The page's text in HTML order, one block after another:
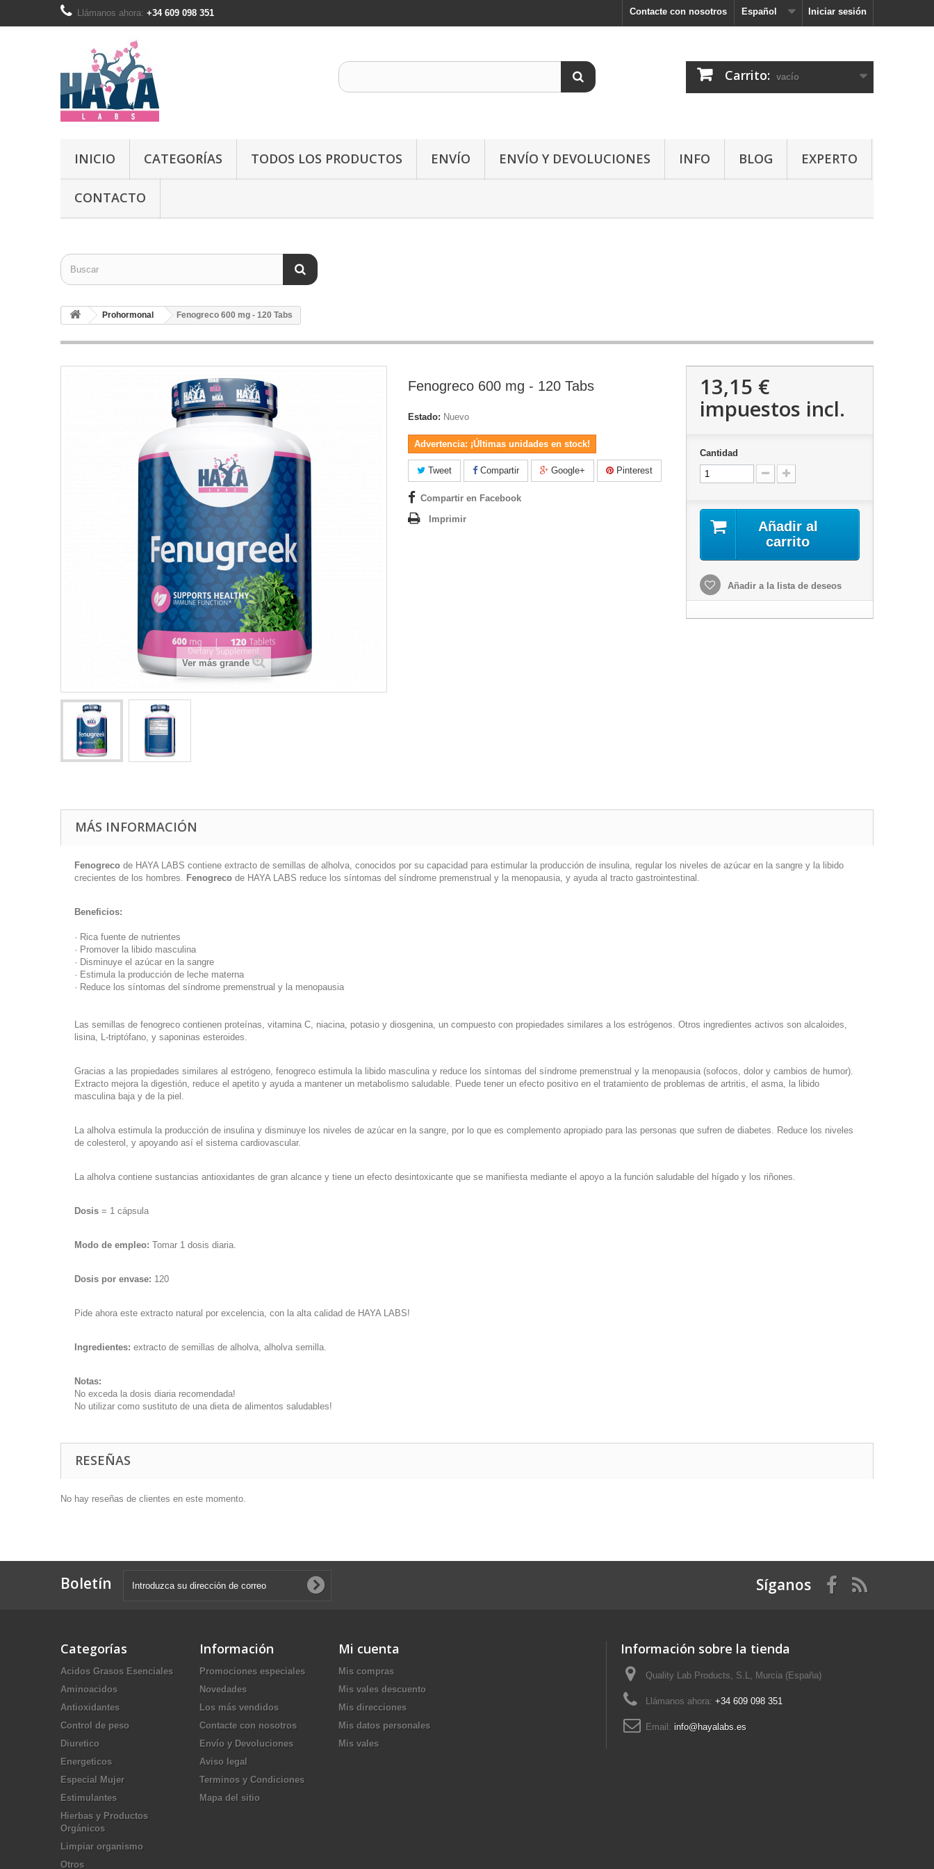
Iniciar sesión
Español
Contacte con nosotros
Llámanos ahora: +34 609 098 351
Carrito: vacío
INICIO CATEGORÍAS TODOS LOS PRODUCTOS ENVÍO ENVÍO Y DEVOLUCIONES INFO BLOG EXPERTO
CONTACTO
Prohormonal Fenogreco 600 mg - 120 Tabs
Ver más grande
Fenogreco 600 mg - 120 Tabs
Estado: Nuevo
Advertencia: ¡Últimas unidades en stock!
Tweet Compartir Google+ Pinterest
Compartir en Facebook
Imprimir
13,15 €
impuestos incl.
Cantidad
Añadir al
carrito
Añadir a la lista de deseos
MÁS INFORMACIÓN
Fenogreco de HAYA LABS contiene extracto de semillas de alholva, conocidos por su capacidad para estimular la producción de insulina, regular los niveles de azúcar en la sangre y la libido
crecientes de los hombres. Fenogreco de HAYA LABS reduce los síntomas del síndrome premenstrual y la menopausia, y ayuda al tracto gastrointestinal.
Beneficios:
· Rica fuente de nutrientes
· Promover la libido masculina
· Disminuye el azúcar en la sangre
· Estimula la producción de leche materna
· Reduce los síntomas del síndrome premenstrual y la menopausia
Las semillas de fenogreco contienen proteínas, vitamina C, niacina, potasio y diosgenina, un compuesto con propiedades similares a los estrógenos. Otros ingredientes activos son alcaloides,
lisina, L-triptófano, y saponinas esteroides.
Gracias a las propiedades similares al estrógeno, fenogreco estimula la libido masculina y reduce los síntomas del síndrome premenstrual y la menopausia (sofocos, dolor y cambios de humor).
Extracto mejora la digestión, reduce el apetito y ayuda a mantener un metabolismo saludable. Puede tener un efecto positivo en el tratamiento de problemas de artritis, el asma, la libido
masculina baja y de la piel.
La alholva estimula la producción de insulina y disminuye los niveles de azúcar en la sangre, por lo que es complemento apropiado para las personas que sufren de diabetes. Reduce los niveles
de colesterol, y apoyando así el sistema cardiovascular.
La alholva contiene sustancias antioxidantes de gran alcance y tiene un efecto desintoxicante que se manifiesta mediante el apoyo a la función saludable del hígado y los riñones.
Dosis = 1 cápsula
Modo de empleo: Tomar 1 dosis diaria.
Dosis por envase: 120
Pide ahora este extracto natural por excelencia, con la alta calidad de HAYA LABS!
Ingredientes: extracto de semillas de alholva, alholva semilla.
Notas:
No exceda la dosis diaria recomendada!
No utilizar como sustituto de una dieta de alimentos saludables!
RESEÑAS
No hay reseñas de clientes en este momento.
Boletín Síganos
Categorías
Acidos Grasos Esenciales
Aminoacidos
Antioxidantes
Control de peso
Diuretico
Energeticos
Especial Mujer
Estimulantes
Hierbas y Productos
Orgánicos
Limpiar organismo
Otros
Información
Promociones especiales
Novedades
Los más vendidos
Contacte con nosotros
Envío y Devoluciones
Aviso legal
Terminos y Condiciones
Mapa del sitio
Mi cuenta
Mis compras
Mis vales descuento
Mis direcciones
Mis datos personales
Mis vales
Información sobre la tienda
Quality Lab Products, S.L, Murcia (España)
Llámanos ahora: +34 609 098 351
Email: info@hayalabs.es